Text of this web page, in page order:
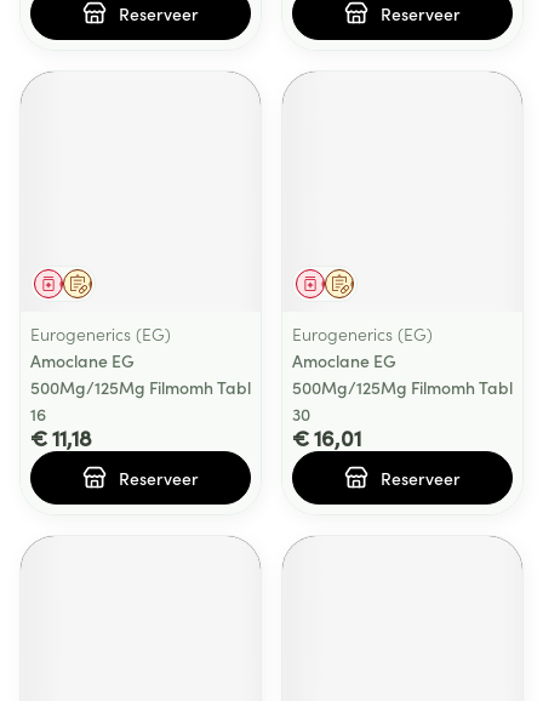
Reserveer Reserveer
Op voorschrift
Geneesmiddel
Eurogenerics (EG)
Amoclane EG
500Mg/125Mg Filmomh Tabl
16
€ 11,18
Reserveer
Op voorschrift
Geneesmiddel
Eurogenerics (EG)
Amoclane EG
500Mg/125Mg Filmomh Tabl
30
€ 16,01
Reserveer